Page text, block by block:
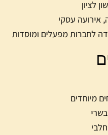
לציון
אירועה עסקי
לחברות מפעלים ומוסדות
מיוחדים